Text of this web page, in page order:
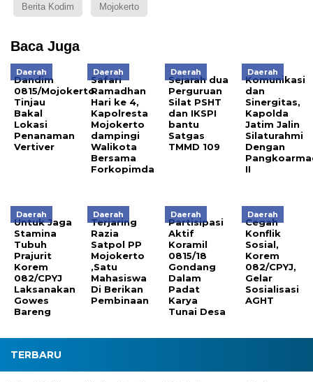
Berita Kodim Mojokerto
Baca Juga
Daerah
Dandim
0815/Mojokerto
Tinjau
Bakal
Lokasi
Penanaman
Vertiver
Daerah
Safari
Ramadhan
Hari ke 4,
Kapolresta
Mojokerto
dampingi
Walikota
Bersama
Forkopimda
Daerah
Sejarah dua
Perguruan
Silat PSHT
dan IKSPI
bantu
Satgas
TMMD 109
Daerah
Komunikasi
dan
Sinergitas,
Kapolda
Jatim Jalin
Silaturahmi
Dengan
II
Daerah
Untuk Jaga
Stamina
Tubuh
Prajurit
Korem
082/CPYJ
Laksanakan
Gowes
Bareng
Daerah
Terjaring
Razia
Satpol PP
Mojokerto
,Satu
Mahasiswa
Di Berikan
Pembinaan
Daerah
Partisipasi
Aktif
Koramil
0815/18
Gondang
Dalam
Padat
Karya
Tunai Desa
Daerah
Cegah
Konflik
Sosial,
Korem
082/CPYJ,
Gelar
Sosialisasi
AGHT
TERBARU